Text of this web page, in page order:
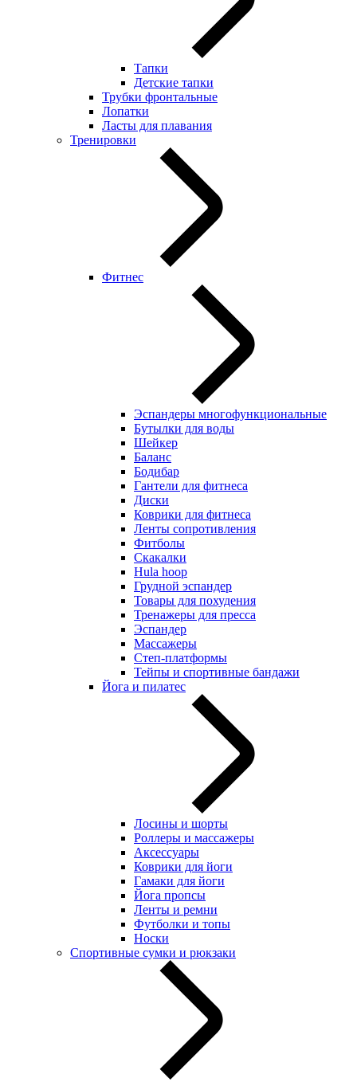
Тапки
Детские тапки
Трубки фронтальные
Лопатки
Ласты для плавания
Тренировки
Фитнес
Эспандеры многофункциональные
Бутылки для воды
Шейкер
Баланс
Бодибар
Гантели для фитнеса
Диски
Коврики для фитнеса
Ленты сопротивления
Фитболы
Скакалки
Hula hoop
Грудной эспандер
Товары для похудения
Тренажеры для пресса
Эспандер
Массажеры
Степ-платформы
Тейпы и спортивные бандажи
Йога и пилатес
Лосины и шорты
Роллеры и массажеры
Аксессуары
Коврики для йоги
Гамаки для йоги
Йога пропсы
Ленты и ремни
Футболки и топы
Носки
Спортивные сумки и рюкзаки